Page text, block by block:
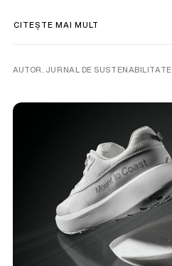
CITEȘTE MAI MULT
AUTOR. JURNAL DE SUSTENABILITATE